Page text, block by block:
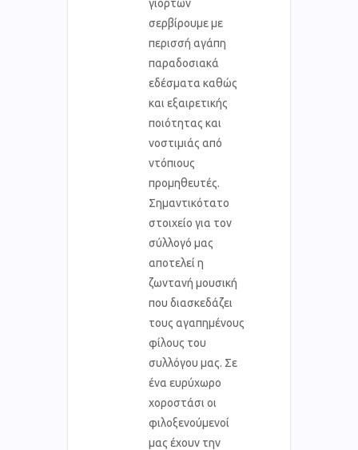
γιορτών
σερβίρουμε με
περισσή αγάπη
παραδοσιακά
εδέσματα καθώς
και εξαιρετικής
ποιότητας και
νοστιμιάς από
ντόπιους
προμηθευτές.
Σημαντικότατο
στοιχείο για τον
σύλλογό μας
αποτελεί η
ζωντανή μουσική
που διασκεδάζει
τους αγαπημένους
φίλους του
συλλόγου μας. Σε
ένα ευρύχωρο
χοροστάσι οι
φιλοξενούμενοί
μας έχουν την